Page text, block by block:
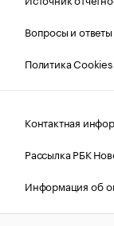
Вопросы и ответы
Политика
Контактная
Рассылка РБК
Информация об
Правовая